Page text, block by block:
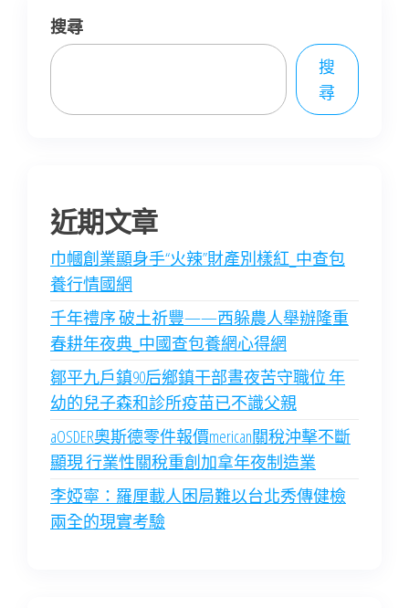
搜尋
搜
尋
近期文章
巾幗創業顯身手“火辣”財產別樣紅_中查包
養行情國網
千年禮序 破土祈豐——西躲農人舉辦隆重
春耕年夜典_中國查包養網心得網
鄒平九戶鎮90后鄉鎮干部晝夜苦守職位 年
幼的兒子森和診所疫苗已不識父親
aOSDER奧斯德零件報價merican關稅沖擊不斷
顯現 行業性關稅重創加拿年夜制造業
李婭寧：羅厘載人困局難以台北秀傳健檢
兩全的現實考驗